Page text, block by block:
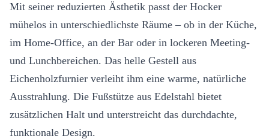
Mit seiner reduzierten Ästhetik passt der Hocker
mühelos in unterschiedlichste Räume – ob in der Küche,
im Home-Office, an der Bar oder in lockeren Meeting-
und Lunchbereichen. Das helle Gestell aus
Eichenholzfurnier verleiht ihm eine warme, natürliche
Ausstrahlung. Die Fußstütze aus Edelstahl bietet
zusätzlichen Halt und unterstreicht das durchdachte,
funktionale Design.